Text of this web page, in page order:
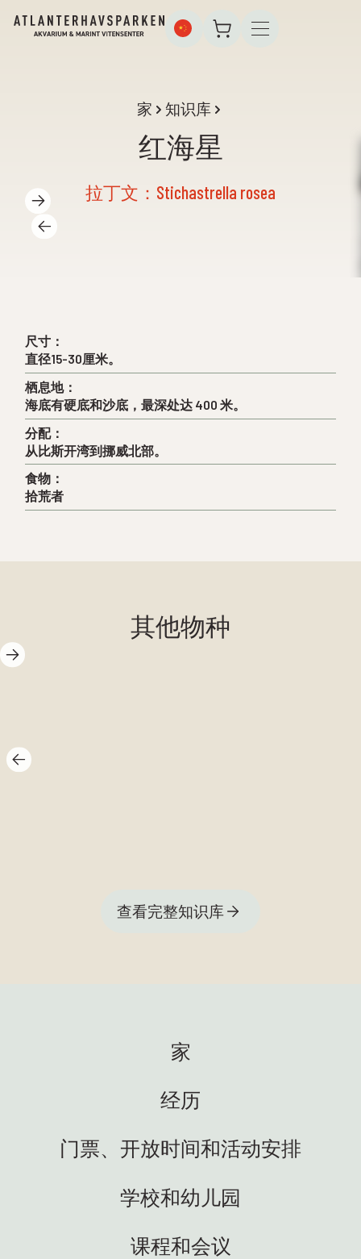
家 知识库
红海星
拉丁文：Stichastrella rosea
尺寸：
直径15-30厘米。
栖息地：
海底有硬底和沙底，最深处达 400 米。
分配：
从比斯开湾到挪威北部。
食物：
拾荒者
其他物种
查看完整知识库
家
经历
门票、开放时间和活动安排
学校和幼儿园
课程和会议